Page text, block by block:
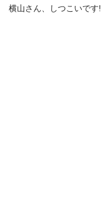
横山さん、しつこいです!